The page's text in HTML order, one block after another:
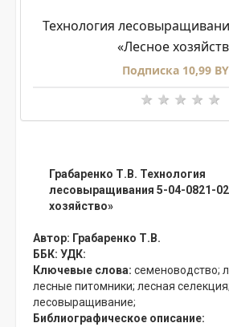
Технология
«Лесное
Подписка 10,99
Грабаренко Т.В. Технология
лесовыращивания 5-04-0821-
хозяйство»
Автор: Грабаренко Т.В.
ББК: УДК:
Ключевые слова: семеноводство;
лесные питомники; лесная селекция;
лесовыращивание;
Библиографическое описание: